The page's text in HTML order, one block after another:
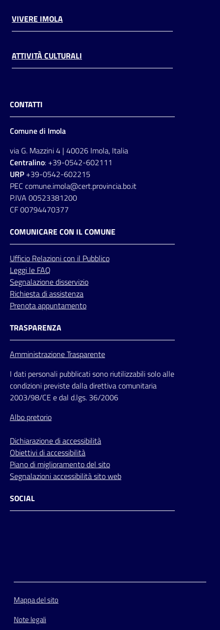
VIVERE IMOLA
ATTIVITÀ CULTURALI
CONTATTI
Comune di Imola
via G. Mazzini 4 | 40026 Imola, Italia
Centralino: +39-0542-602111
URP +39-0542-602215
PEC comune.imola@cert.provincia.bo.it
P.IVA 00523381200
CF 00794470377
COMUNICARE CON IL COMUNE
Ufficio Relazionicon il Pubblico
Leggi le FAQ
Segnalazione disservizio
Richiesta di assistenza
Prenota appuntamento
TRASPARENZA
Amministrazione Trasparente
I dati personali pubblicati sono riutilizzabili solo alle
condizioni previste dalla direttiva comunitaria
2003/98/CE e dal d.lgs. 36/2006
Albo pretorio
Dichiarazione di accessibilità
Obiettivi di accessibilità
Piano di miglioramento del sito
Segnalazioni accessibilità sito web
SOCIAL
Mappa del sito
Note legali